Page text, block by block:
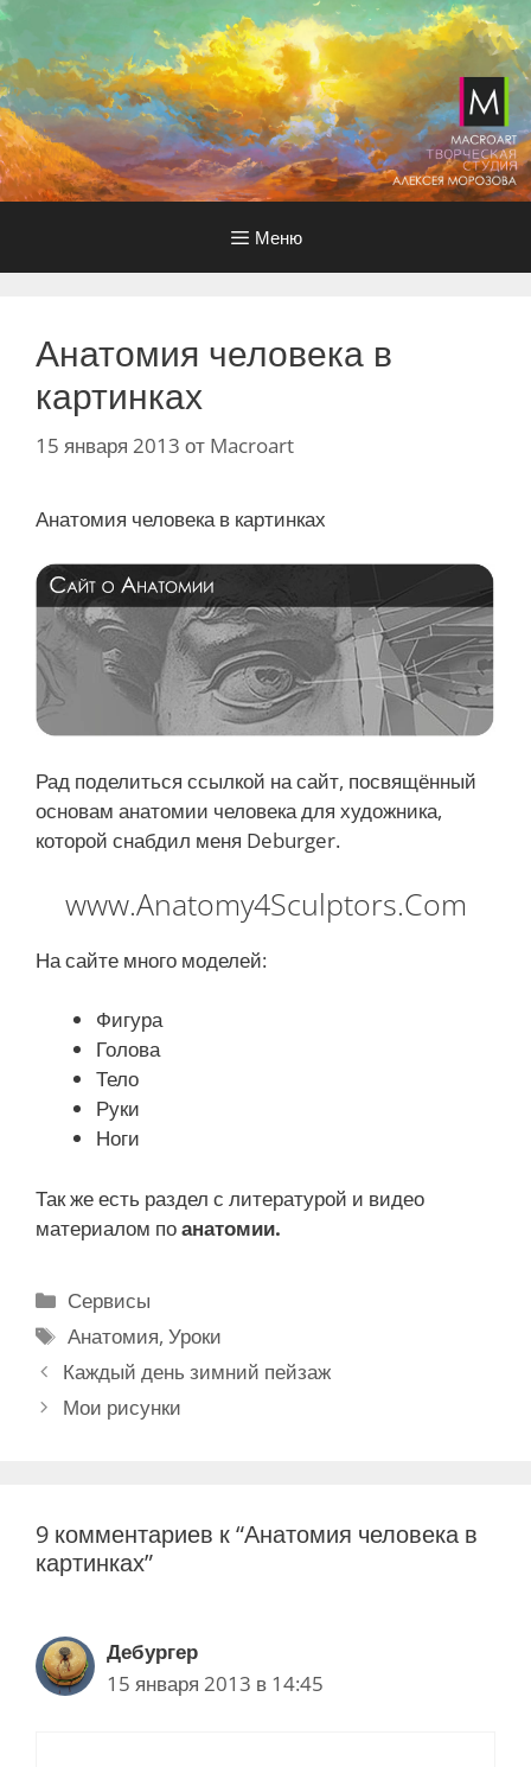
Перейти
к
содержимому
Меню
Анатомия человека в
картинках
15 января 2013 от Macroart
Анатомия человека в картинках
Рад поделиться ссылкой на сайт, посвящённый
основам анатомии человека для художника,
которой снабдил меня Deburger.
www.Anatomy4Sculptors.Com
На сайте много моделей:
Фигура
Голова
Тело
Руки
Ноги
Так же есть раздел с литературой и видео
материалом поанатомии.
Р
у
р
и
Сервисы
М
е
к
Анатомия,Уроки
Н
а
ц
и
а
п
Каждый день зимний пейзаж
Мои рисунки
9 комментариев к “Анатомия человека в
картинках”
Дебургер
15 января 2013 в 14:45